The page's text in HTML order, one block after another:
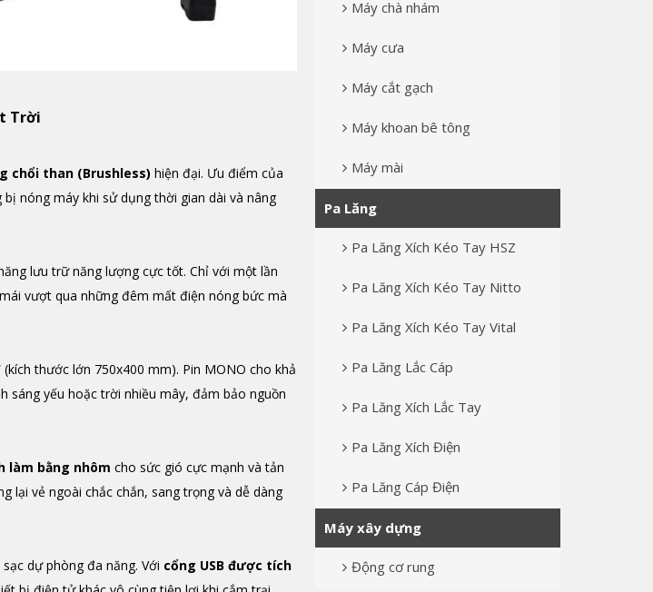
Trời
chổi than (Brushless) hiện đại. Ưu điểm của
nóng máy khi sử dụng thời gian dài và nâng
lưu trữ năng lượng cực tốt. Chỉ với một lần
vượt qua những đêm mất điện nóng bức mà
(kích thước lớn 750x400 mm). Pin MONO cho khả
sáng yếu hoặc trời nhiều mây, đảm bảo nguồn
làm bằng nhôm cho sức gió cực mạnh và tản
lại vẻ ngoài chắc chắn, sang trọng và dễ dàng
dự phòng đa năng. Với cổng USB được tích
Máy chà nhám
Máy cưa
Máy cắt gạch
Máy khoan bê tông
Máy mài
Pa Lăng
Pa Lăng Xích Kéo Tay HSZ
Pa Lăng Xích Kéo Tay Nitto
Pa Lăng Xích Kéo Tay Vital
Pa Lăng Lắc Cáp
Pa Lăng Xích Lắc Tay
Pa Lăng Xích Điện
Pa Lăng Cáp Điện
Máy xây dựng
Động cơ rung